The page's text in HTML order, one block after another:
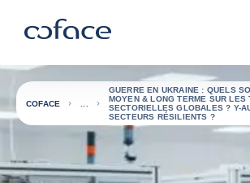
Coface, for Trade - Page d'accueil Groupe
Retour à la page d'accueil
COFACE
GUERRE EN UKRAINE : QUELS
MOYEN & LONG TERME SUR LES
SECTORIELLES GLOBALES ? Y-
SECTEURS RÉSILIENTS ?